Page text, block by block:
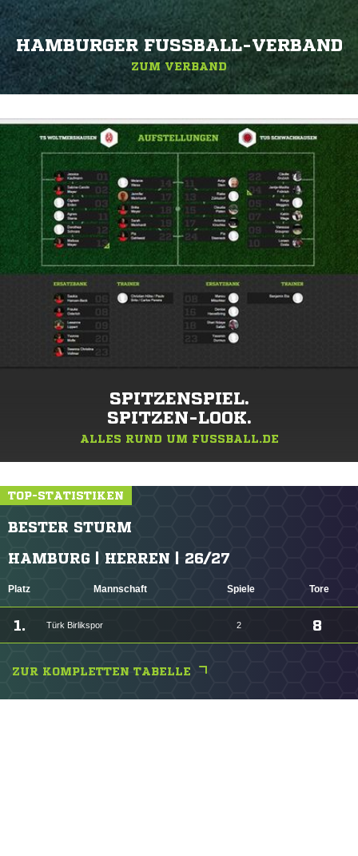
HAMBURGER FUSSBALL-VERBAND
ZUM VERBAND
SPITZENSPIEL.
SPITZEN-LOOK.
ALLES RUND UM FUSSBALL.DE
TOP-STATISTIKEN
BESTER STURM
HAMBURG | HERREN | 26/27
Platz Mannschaft Spiele Tore
1. Türk Birlikspor 2 8
ZUR KOMPLETTEN TABELLE